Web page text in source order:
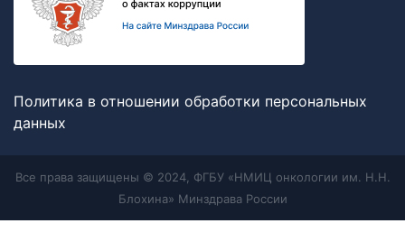
Политика в отношении обработки персональных
данных
Все права защищены © 2024, ФГБУ «НМИЦ онкологии им. Н.Н.
Блохина» Минздрава России